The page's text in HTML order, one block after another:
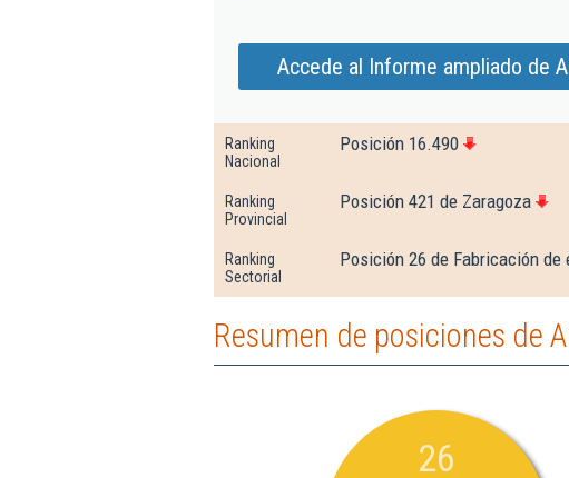
Accede al Informe ampliado de
Ranking
Nacional
Posición 16.490
Ranking
Provincial
Posición 421 de Zaragoza
Ranking
Sectorial
Posición 26 de Fabricación
Resumen de posiciones de
26